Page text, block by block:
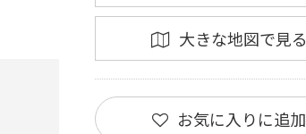
大きな地図で見る
お気に入りに追加